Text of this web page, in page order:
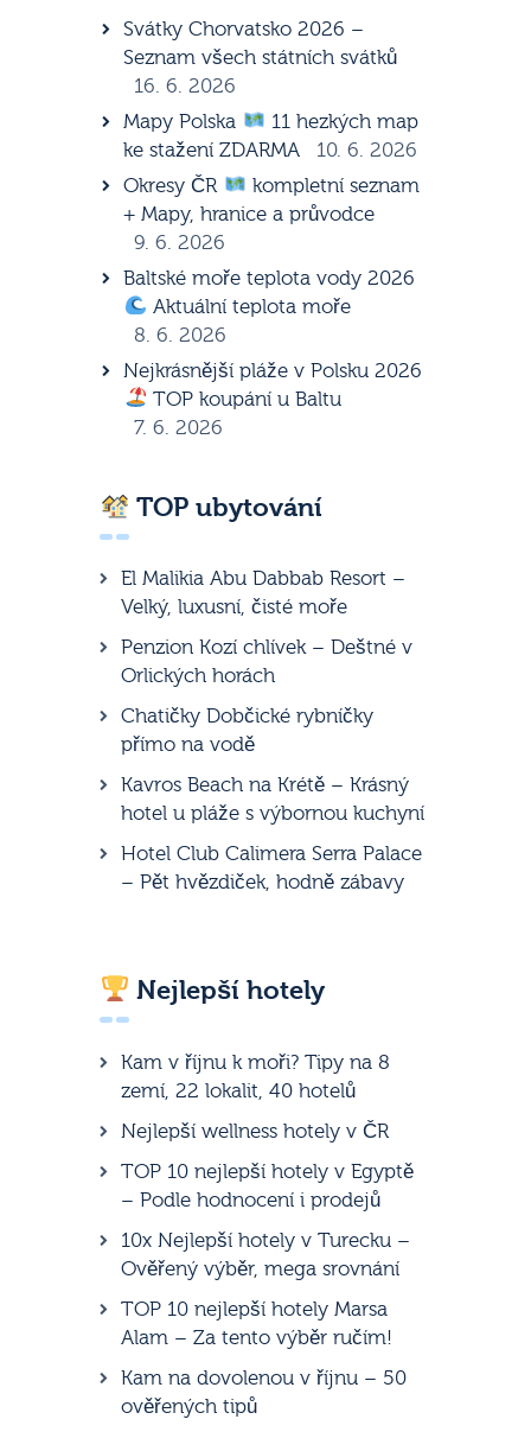
Svátky Chorvatsko 2026 –
Seznam všech státních svátků
16. 6. 2026
Mapy Polska
11 hezkých map
ke stažení ZDARMA
10. 6. 2026
Okresy ČR
kompletní seznam
+ Mapy, hranice a průvodce
9. 6. 2026
Baltské moře teplota vody 2026
Aktuální teplota moře
8. 6. 2026
Nejkrásnější pláže v Polsku 2026
TOP koupání u Baltu
7. 6. 2026
TOP ubytování
El Malikia Abu Dabbab Resort –
Velký, luxusní, čisté moře
Penzion Kozí chlívek – Deštné v
Orlických horách
Chatičky Dobčické rybníčky
přímo na vodě
Kavros Beach na Krétě – Krásný
hotel u pláže s výbornou kuchyní
Hotel Club Calimera Serra Palace
– Pět hvězdiček, hodně zábavy
Nejlepší hotely
Kam v říjnu k moři? Tipy na 8
zemí, 22 lokalit, 40 hotelů
Nejlepší wellness hotely v ČR
TOP 10 nejlepší hotely v Egyptě
– Podle hodnocení i prodejů
10x Nejlepší hotely v Turecku –
Ověřený výběr, mega srovnání
TOP 10 nejlepší hotely Marsa
Alam – Za tento výběr ručím!
Kam na dovolenou v říjnu – 50
ověřených tipů